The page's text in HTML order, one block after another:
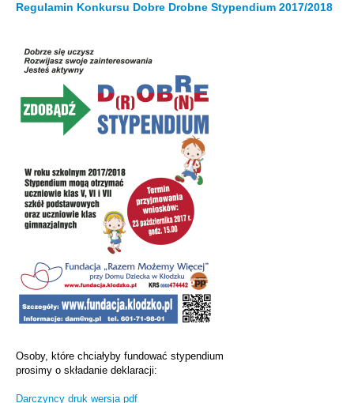
Regulamin Konkursu Dobre Drobne Stypendium 2017/2018
Osoby, które chciałyby fundować stypendium
prosimy o składanie deklaracji:
Darczyncy druk wersja pdf